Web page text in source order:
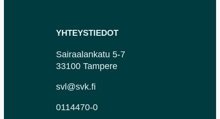
YHTEYSTIEDOT
Sairaalankatu 5-7
33100 Tampere
svl@svk.fi
0114470-0